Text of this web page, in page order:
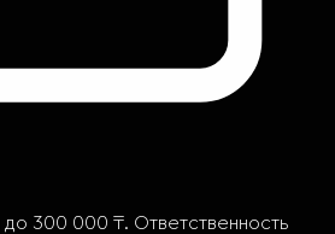
до 300 000 ₸. Ответственность